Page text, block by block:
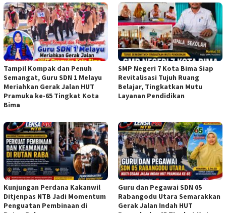
Tampil Kompak dan Penuh
Semangat, Guru SDN 1 Melayu
Meriahkan Gerak Jalan HUT
Pramuka ke-65 Tingkat Kota
Bima
SMP Negeri 7 Kota Bima Siap
Revitalisasi Tujuh Ruang
Belajar, Tingkatkan Mutu
Layanan Pendidikan
Kunjungan Perdana Kakanwil
Ditjenpas NTB Jadi Momentum
Penguatan Pembinaan di
Guru dan Pegawai SDN 05
Rabangodu Utara Semarakkan
Gerak Jalan Indah HUT